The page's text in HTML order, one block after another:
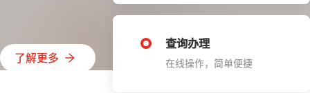
了解更多
查询办理
在线操作，简单便捷